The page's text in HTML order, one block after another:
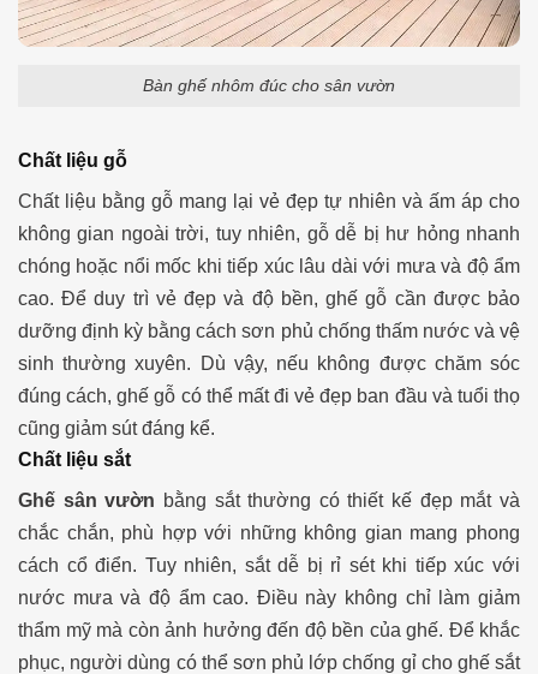
Bàn ghế nhôm đúc cho sân vườn
Chất liệu gỗ
Chất liệu bằng gỗ mang lại vẻ đẹp tự nhiên và ấm áp cho
không gian ngoài trời, tuy nhiên, gỗ dễ bị hư hỏng nhanh
chóng hoặc nổi mốc khi tiếp xúc lâu dài với mưa và độ ẩm
cao.Để duy trì vẻ đẹp và độ bền, ghế gỗ cần được bảo
dưỡng định kỳ bằng cách sơn phủ chống thấm nước và vệ
sinh thường xuyên. Dù vậy, nếu không được chăm sóc
đúng cách, ghế gỗ có thể mất đi vẻ đẹp ban đầu và tuổi thọ
cũng giảm sút đáng kể.
Chất liệu sắt
Ghế sân vườn bằng sắt thường có thiết kế đẹp mắt và
chắc chắn, phù hợp với những không gian mang phong
cách cổ điển. Tuy nhiên, sắt dễ bị rỉ sét khi tiếp xúc với
nước mưa và độ ẩm cao. Điều này không chỉ làm giảm
thẩm mỹ mà còn ảnh hưởng đến độ bền của ghế. Để khắc
phục, người dùng có thể sơn phủ lớp chống gỉ cho ghế sắt